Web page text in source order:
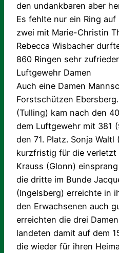
den undankbaren aber
Es fehlte nur ein Ring auf
zwei mit Marie-Christin
Rebecca Wisbacher
860 Ringen sehr
Luftgewehr Damen
Auch eine Damen
Forstschützen
(Tulling) kam nach den
dem Luftgewehr mit 381
den 71. Platz. Sonja
kurzfristig für die verletzt
Krauss (Glonn)
die dritte im Bunde
(Ingelsberg) erreichte in
den Erwachsenen auch
erreichten die drei
landeten damit auf dem
die wieder für ihren